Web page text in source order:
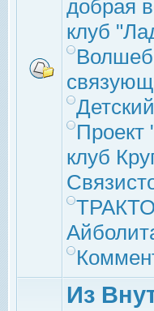
добрая
клуб
Проект
клуб
Из